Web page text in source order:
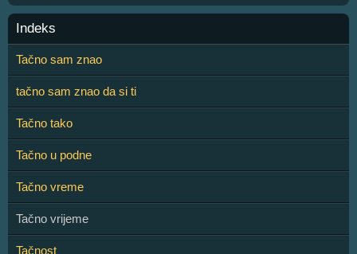
Indeks
Tačno sam znao
tačno sam znao da si ti
Tačno tako
Tačno u podne
Tačno vreme
Tačno vrijeme
Tačnost